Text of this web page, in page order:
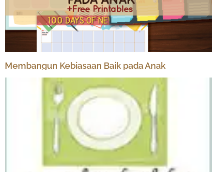
Membangun Kebiasaan Baik pada Anak